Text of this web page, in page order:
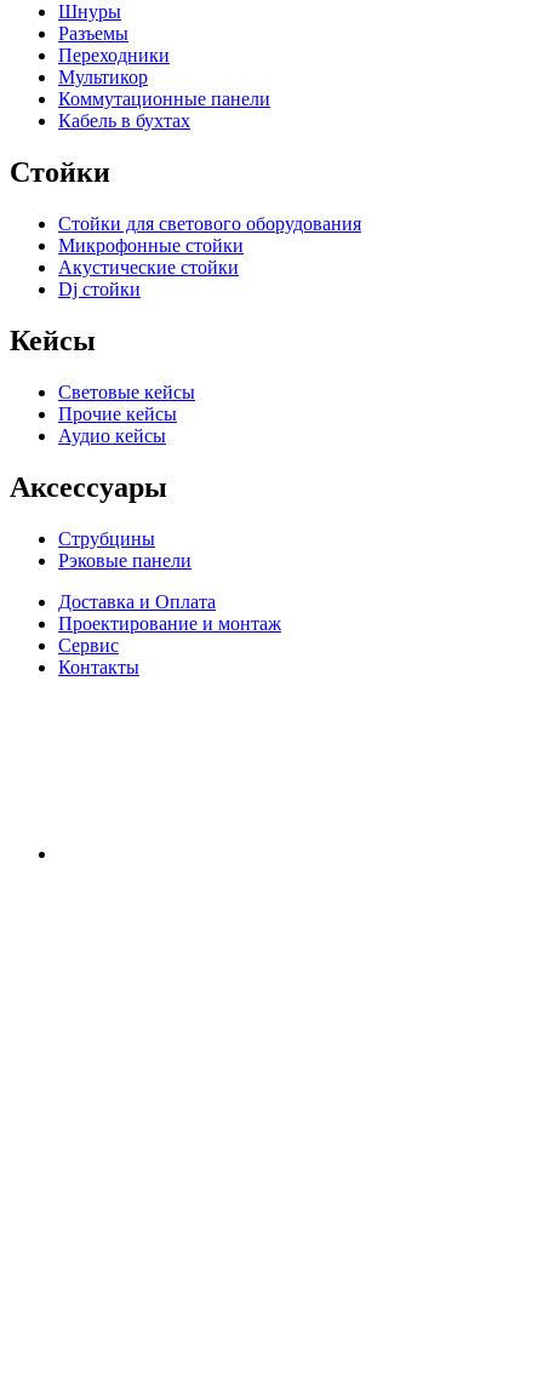
Шнуры
Разъемы
Переходники
Мультикор
Коммутационные панели
Кабель в бухтах
Стойки
Стойки для светового оборудования
Микрофонные стойки
Акустические стойки
Dj стойки
Кейсы
Световые кейсы
Прочие кейсы
Аудио кейсы
Аксессуары
Струбцины
Рэковые панели
Доставка и Оплата
Проектирование и монтаж
Сервис
Контакты